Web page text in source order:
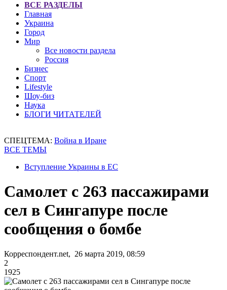
ВСЕ РАЗДЕЛЫ
Главная
Украина
Город
Мир
Все новости раздела
Россия
Бизнес
Спорт
Lifestyle
Шоу-биз
Наука
БЛОГИ ЧИТАТЕЛЕЙ
СПЕЦТЕМА: Война в Иране
ВСЕ ТЕМЫ
Вступление Украины в ЕС
Самолет с 263 пассажирами
сел в Сингапуре после
сообщения о бомбе
Корреспондент.net, 26 марта 2019, 08:59
2
1925